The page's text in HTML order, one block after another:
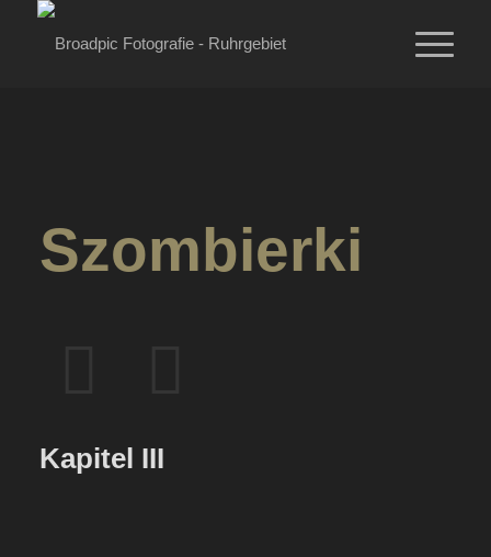
Szombierki
Kapitel III